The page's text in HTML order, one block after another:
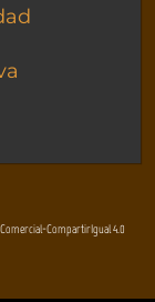
CompartirIgual 4.0